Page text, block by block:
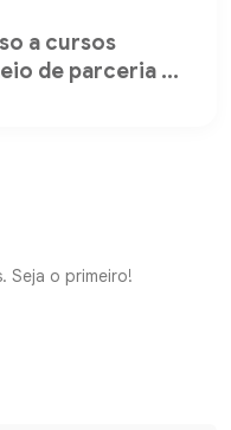
a cursos
de parceria ...
Seja o primeiro!